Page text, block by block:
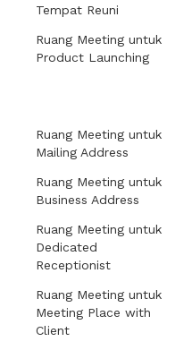
Tempat Reuni
Ruang Meeting untuk
Product Launching
Ruang Meeting untuk
Mailing Address
Ruang Meeting untuk
Business Address
Ruang Meeting untuk
Dedicated
Receptionist
Ruang Meeting untuk
Meeting Place with
Client